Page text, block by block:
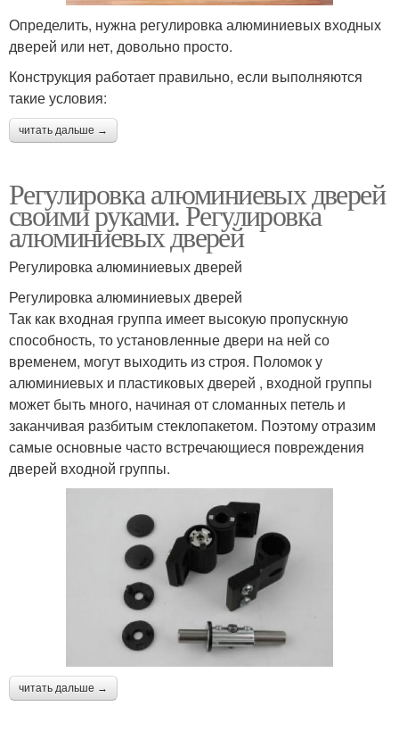
Определить, нужна регулировка алюминиевых входных
дверей или нет, довольно просто.
Конструкция работает правильно, если выполняются
такие условия:
читать дальше →
Регулировка алюминиевых дверей
своими руками. Регулировка
алюминиевых дверей
Регулировка алюминиевых дверей
Регулировка алюминиевых дверей
Так как входная группа имеет высокую пропускную
способность, то установленные двери на ней со
временем, могут выходить из строя. Поломок у
алюминиевых и пластиковых дверей , входной группы
может быть много, начиная от сломанных петель и
заканчивая разбитым стеклопакетом. Поэтому отразим
самые основные часто встречающиеся повреждения
дверей входной группы.
читать дальше →